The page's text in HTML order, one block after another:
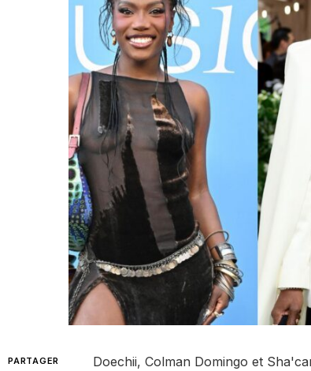
PARTAGER Doechii, Colman Domingo et